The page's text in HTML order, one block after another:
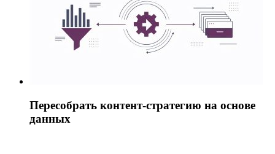
Пересобрать контент-стратегию на основе
данных